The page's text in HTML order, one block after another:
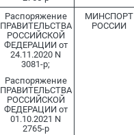
Распоряжение
ПРАВИТЕЛЬСТВА
РОССИЙСКОЙ
ФЕДЕРАЦИИ от
24.11.2020 N
3081-р;
Распоряжение
ПРАВИТЕЛЬСТВА
РОССИЙСКОЙ
ФЕДЕРАЦИИ от
01.10.2021 N
2765-р
МИНСПОРТ
РОССИИ